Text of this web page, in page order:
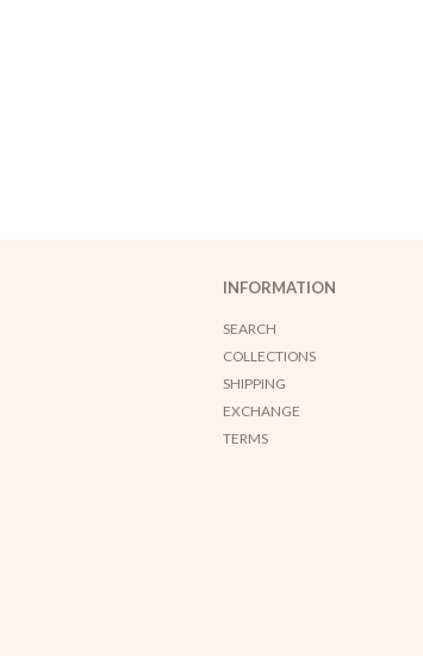
INFORMATION
SEARCH
COLLECTIONS
SHIPPING
EXCHANGE
TERMS